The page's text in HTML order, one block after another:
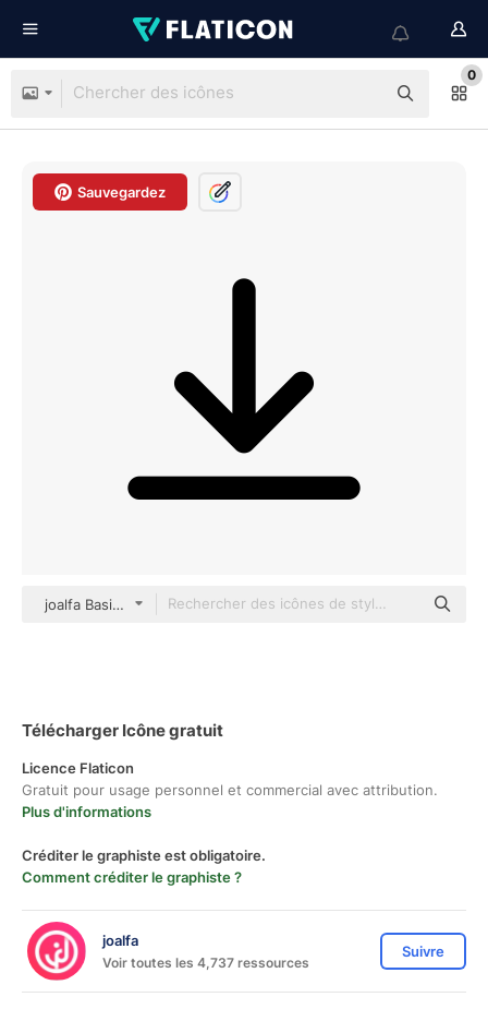
0
Sauvegardez
joalfa Basic Outline
Télécharger Icône gratuit
Licence Flaticon
Gratuit pour usage personnel et commercial avec attribution.
Plus d'informations
Créditer le graphiste est obligatoire.
Comment créditer le graphiste ?
joalfa
Voir toutes les 4,737 ressources
Suivre